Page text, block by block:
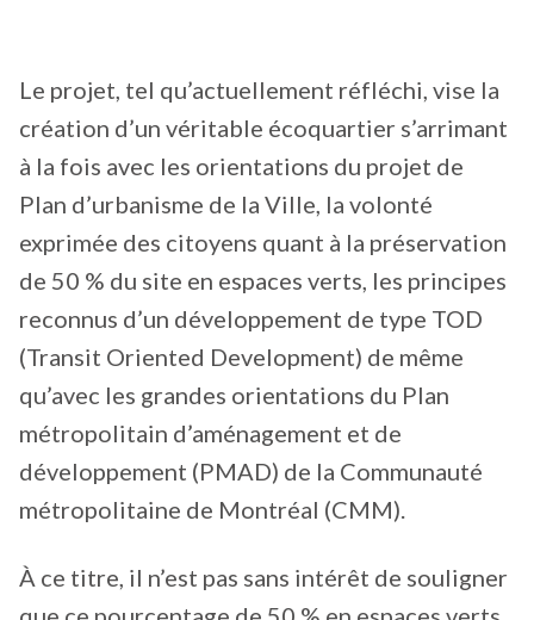
Le projet, tel qu’actuellement réfléchi, vise la
création d’un véritable écoquartier s’arrimant
à la fois avec les orientations du projet de
Plan d’urbanisme de la Ville, la volonté
exprimée des citoyens quant à la préservation
de 50 % du site en espaces verts, les principes
reconnus d’un développement de type TOD
(Transit Oriented Development) de même
qu’avec les grandes orientations du Plan
métropolitain d’aménagement et de
développement (PMAD) de la Communauté
métropolitaine de Montréal (CMM).
À ce titre, il n’est pas sans intérêt de souligner